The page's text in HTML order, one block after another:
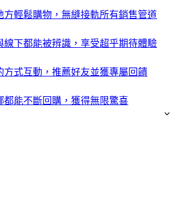
方輕鬆購物，無縫接軌所有銷售管道
線下都能被辨識，享受超乎期待體驗
方式互動，推薦好友並獲專屬回饋
都能不斷回購，獲得無限驚喜